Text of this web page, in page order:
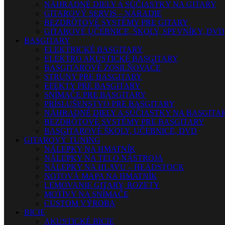
NÁHRADNÉ DIELY A SÚČIASTKY NA GITARY
GITAROVÝ SERVIS – NÁRADIE
BEZDRÔTOVÉ SYSTÉMY PRE GITARY
GITAROVÉ UČEBNICE, ŠKOLY, SPEVNÍKY, DVD
BASGITARY
ELEKTRICKÉ BASGITARY
ELEKTRO AKUSTICKÉ BASGITARY
BASGITAROVÉ ZOSILŇOVAČE
STRUNY PRE BASGITARY
EFEKTY PRE BASGITARY
SNÍMAČE PRE BASGITARY
PRÍSLUŠENSTVO PRE BASGITARY
NÁHRADNÉ DIELY A SÚČIASTKY NA
BEZDRÔTOVÉ SYSTÉMY PRE BASGITARY
BASGITAROVÉ ŠKOLY, UČEBNICE, DVD
GITAROVÝ TUNING
NÁLEPKY NA HMATNÍK
NÁLEPKY NA TELO NÁSTROJA
NÁLEPKY NA HLAVU – HEADSTOCK
NOTOVÁ MAPA NA HMATNÍK
LEMOVANIE GITARY, ROZETY
MOTÍVY NA SNÍMAČE
CUSTOM VÝROBA
BICIE
AKUSTICKÉ BICIE